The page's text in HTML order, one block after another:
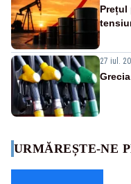
Prețul
27 iul.
URMĂREȘTE-NE